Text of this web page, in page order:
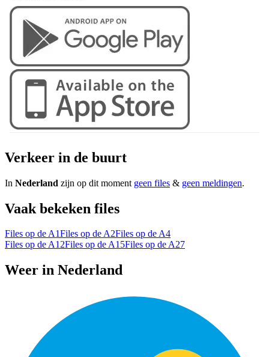
Verkeer in de buurt
In Nederland zijn op dit moment geen files & geen meldingen.
Vaak bekeken files
Files op de A1Files op de A2Files op de A4
Files op de A12Files op de A15Files op de A27
Weer in Nederland